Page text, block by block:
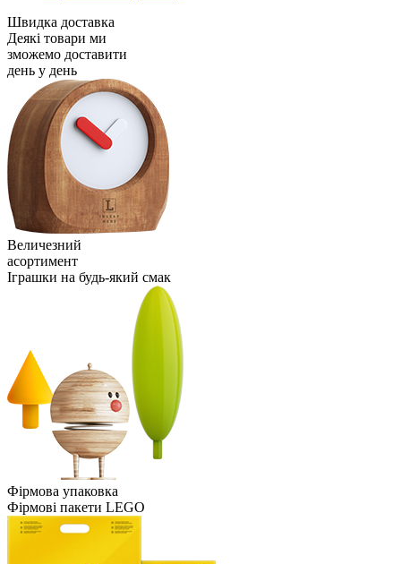
Швидка доставка
Деякі товари ми
зможемо доставити
день у день
Величезний
асортимент
Іграшки на будь-який смак
Фірмова упаковка
Фірмові пакети LEGO